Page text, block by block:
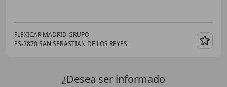
FLEXICAR MADRID GRUPO
ES-2870 SAN SEBASTIAN DE LOS REYES
¿Desea ser informado